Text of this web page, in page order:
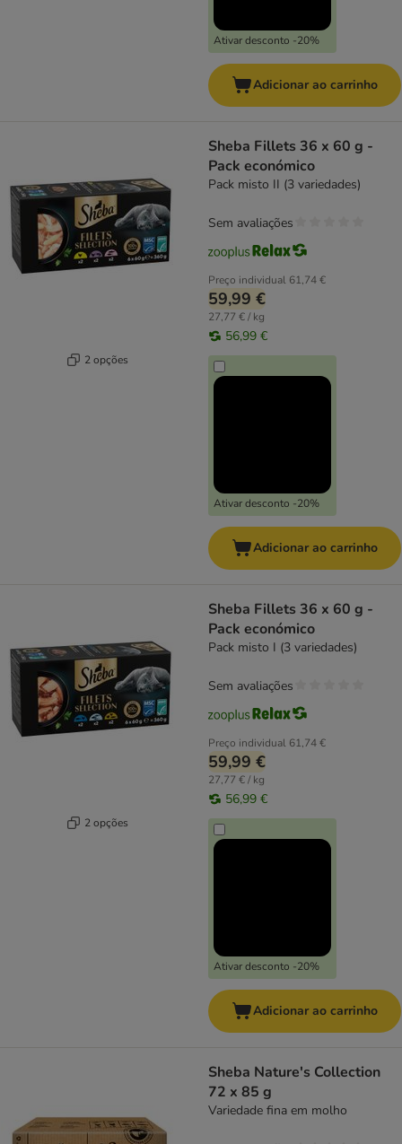
Ativar desconto -20%
Adicionar ao carrinho
2 opções
Sheba Fillets 36 x 60 g -
Pack económico
Pack misto II (3 variedades)
Preço individual 61,74 €
59,99 €
27,77 € / kg
56,99 €
Ativar desconto -20%
Sem avaliações
Adicionar ao carrinho
2 opções
Sheba Fillets 36 x 60 g -
Pack económico
Pack misto I (3 variedades)
Preço individual 61,74 €
59,99 €
27,77 € / kg
56,99 €
Ativar desconto -20%
Sem avaliações
Adicionar ao carrinho
Sheba Nature's Collection
72 x 85 g
Variedade fina em molho